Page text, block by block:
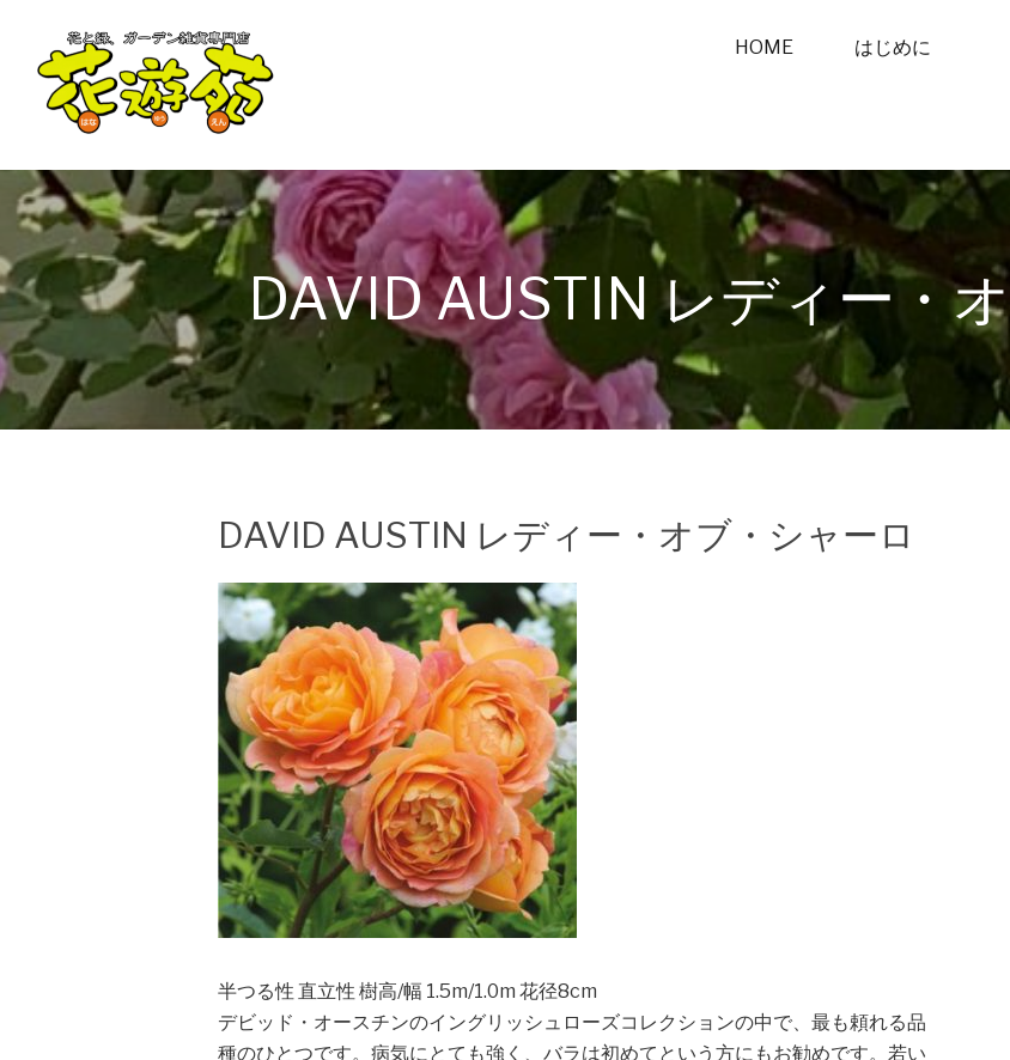
HOME はじめに
DAVID AUSTIN レディー・
DAVID AUSTIN レディー・オブ・シャーロ
半つる性 直立性 樹高/幅 1.5m/1.0m 花径8cm
デビッド・オースチンのイングリッシュローズコレクションの中で、最も頼れる品
種のひとつです。病気にとても強く、バラは初めてという方にもお勧めです。若い